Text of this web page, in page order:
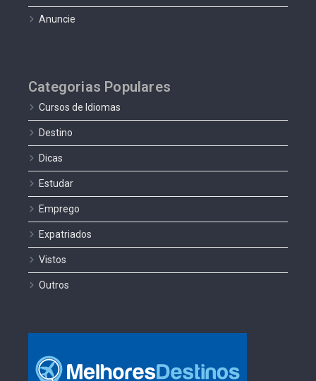
Anuncie
Categorias Populares
Cursos de Idiomas
Destino
Dicas
Estudar
Emprego
Expatriados
Vistos
Outros